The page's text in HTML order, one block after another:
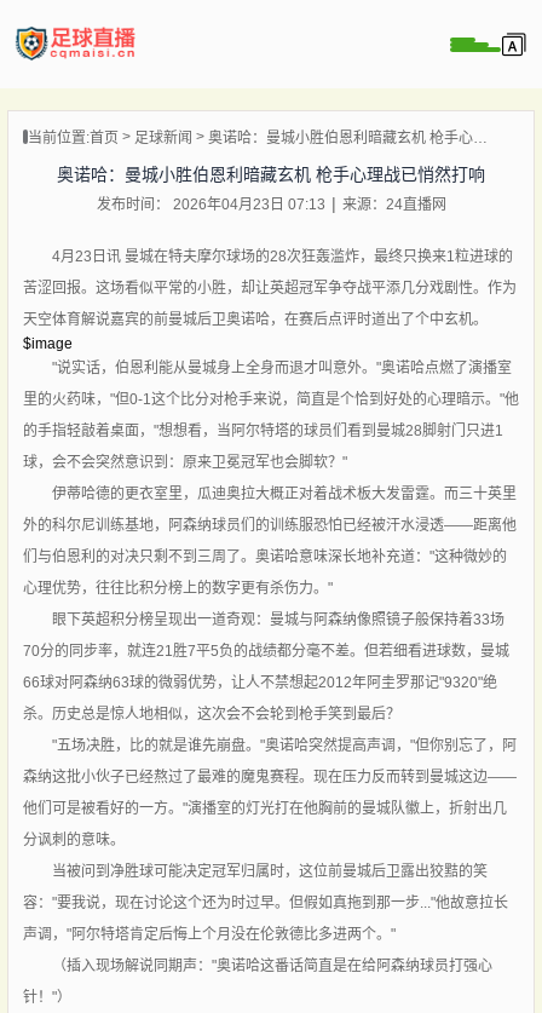
播当前位置:首页 足球新闻 奥诺哈：曼城小胜伯恩利暗藏玄机 枪手心理战已悄然打响
奥诺哈：曼城小胜伯恩利暗藏玄机 枪手心理战已悄然打响
发布时间： 2026年04月23日 07:13 来源：24直播网
4月23日讯 曼城在特夫摩尔球场的28次狂轰滥炸，最终只换来1粒进球的
苦涩回报。这场看似平常的小胜，却让英超冠军争夺战平添几分戏剧性。作为
天空体育解说嘉宾的前曼城后卫奥诺哈，在赛后点评时道出了个中玄机。
$image
"说实话，伯恩利能从曼城身上全身而退才叫意外。"奥诺哈点燃了演播室
里的火药味，"但0-1这个比分对枪手来说，简直是个恰到好处的心理暗示。"他
的手指轻敲着桌面，"想想看，当阿尔特塔的球员们看到曼城28脚射门只进1
球，会不会突然意识到：原来卫冕冠军也会脚软？"
伊蒂哈德的更衣室里，瓜迪奥拉大概正对着战术板大发雷霆。而三十英里
外的科尔尼训练基地，阿森纳球员们的训练服恐怕已经被汗水浸透——距离他
们与伯恩利的对决只剩不到三周了。奥诺哈意味深长地补充道："这种微妙的
心理优势，往往比积分榜上的数字更有杀伤力。"
眼下英超积分榜呈现出一道奇观：曼城与阿森纳像照镜子般保持着33场
70分的同步率，就连21胜7平5负的战绩都分毫不差。但若细看进球数，曼城
66球对阿森纳63球的微弱优势，让人不禁想起2012年阿圭罗那记"9320"绝
杀。历史总是惊人地相似，这次会不会轮到枪手笑到最后？
"五场决胜，比的就是谁先崩盘。"奥诺哈突然提高声调，"但你别忘了，阿
森纳这批小伙子已经熬过了最难的魔鬼赛程。现在压力反而转到曼城这边——
他们可是被看好的一方。"演播室的灯光打在他胸前的曼城队徽上，折射出几
分讽刺的意味。
当被问到净胜球可能决定冠军归属时，这位前曼城后卫露出狡黠的笑
容："要我说，现在讨论这个还为时过早。但假如真拖到那一步..."他故意拉长
声调，"阿尔特塔肯定后悔上个月没在伦敦德比多进两个。"
（插入现场解说同期声："奥诺哈这番话简直是在给阿森纳球员打强心
针！"）